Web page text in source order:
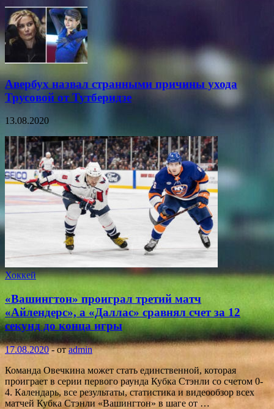
Авербух назвал странными причины ухода
Трусовой от Тутберидзе
13.08.2020
Хоккей
«Вашингтон» проиграл третий матч
«Айлендерс», а «Даллас» сравнял счет за 12
секунд до конца игры
17.08.2020-отadmin
Команда Овечкина может стать единственной, которая
проиграет в серии первого раунда Кубка Стэнли со счетом 0-
4. Календарь, все результаты, статистика и видеообзор всех
матчей Кубка Стэнли «Вашингтон» в шаге от …